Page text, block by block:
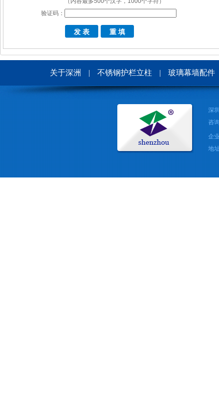
验证码：
关于深洲 | 不锈钢护栏立柱 | 玻璃幕墙配件
深
咨
企
地